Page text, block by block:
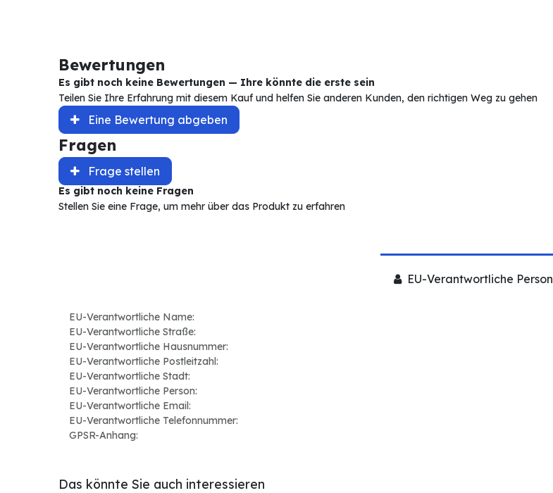
Bewertungen
Es gibt noch keine Bewertungen — Ihre könnte die erste sein
Teilen Sie Ihre Erfahrung mit diesem Kauf und helfen Sie anderen Kunden, den richtigen Weg zu gehen
Eine Bewertung abgeben
Fragen
Frage stellen
Es gibt noch keine Fragen
Stellen Sie eine Frage, um mehr über das Produkt zu erfahren
EU-Verantwortliche Person
EU-Verantwortliche Name:
EU-Verantwortliche Straße:
EU-Verantwortliche Hausnummer:
EU-Verantwortliche Postleitzahl:
EU-Verantwortliche Stadt:
EU-Verantwortliche Person:
EU-Verantwortliche Email:
EU-Verantwortliche Telefonnummer:
GPSR-Anhang:
Das könnte Sie auch interessieren